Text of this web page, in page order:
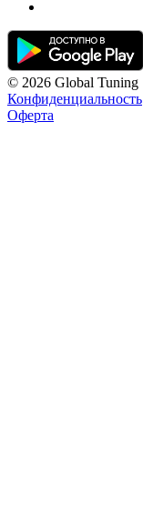
© 2026 Global Tuning
Конфиденциальность
Оферта